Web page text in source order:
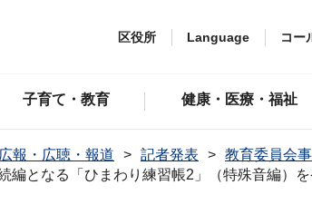
区役所 Language コー
子育て・教育 健康・医療・福祉
広報・広聴・報道 記者発表 教育委員会
編となる「ひまわり練習帳2」（特殊音編）を